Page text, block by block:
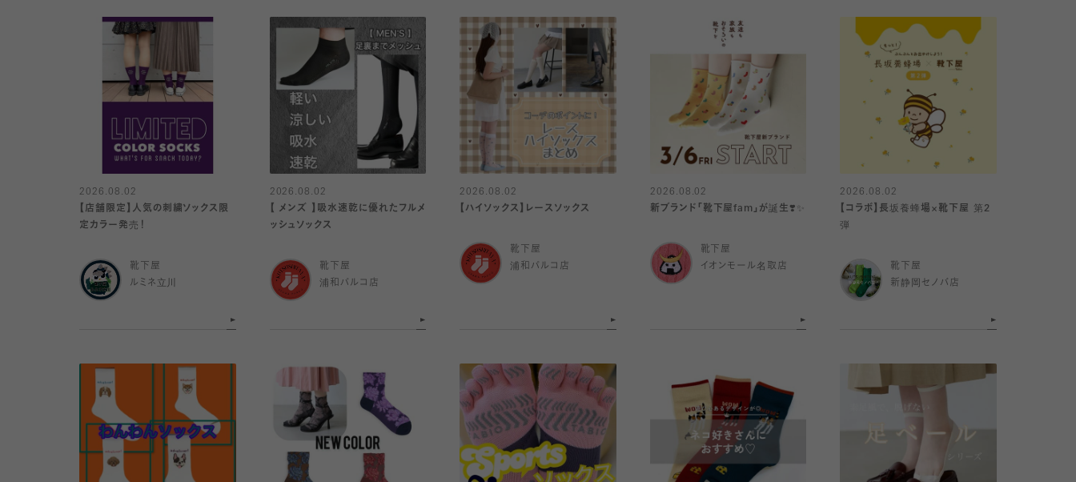
2026.08.02
【店舗限定】人気の刺繍ソックス限
定カラー発売！
靴下屋
ルミネ立川
2026.08.02
【 メンズ 】吸水速乾に優れたフルメ
ッシュソックス
靴下屋
浦和パルコ店
2026.08.02
【ハイソックス】レースソックス
靴下屋
浦和パルコ店
2026.08.02
新ブランド「靴下屋fam」が誕生❣️✨
靴下屋
イオンモール名取店
2026.08.02
【コラボ】長坂養蜂場×靴下屋 第2
弾
靴下屋
新静岡セノバ店